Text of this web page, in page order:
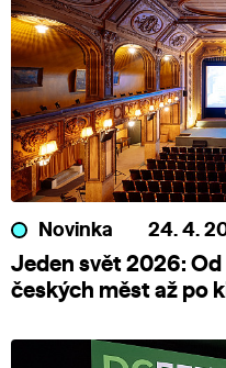
Novinka 24. 4.
Jeden svět 2026:
českých měst až po